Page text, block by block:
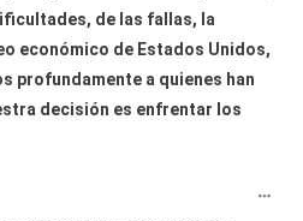
de las fallas, la
económico de Estados Unidos,
profundamente a quienes han
decisión es enfrentar los